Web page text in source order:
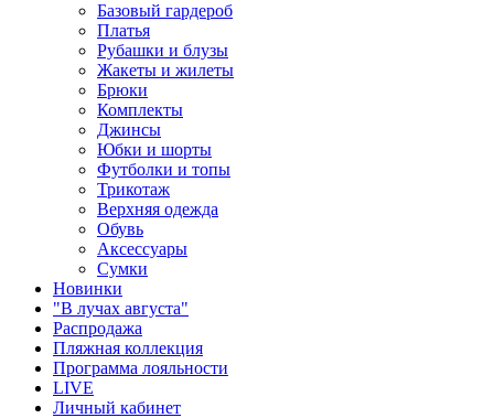
Базовый гардероб
Платья
Рубашки и блузы
Жакеты и жилеты
Брюки
Комплекты
Джинсы
Юбки и шорты
Футболки и топы
Трикотаж
Верхняя одежда
Обувь
Аксессуары
Сумки
Новинки
"В лучах августа"
Распродажа
Пляжная коллекция
Программа лояльности
LIVE
Личный кабинет